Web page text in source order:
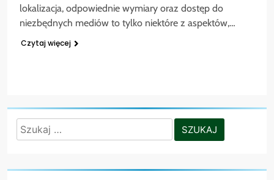
lokalizacja, odpowiednie wymiary oraz dostęp do
niezbędnych mediów to tylko niektóre z aspektów,…
Czytaj więcej
Szukaj: